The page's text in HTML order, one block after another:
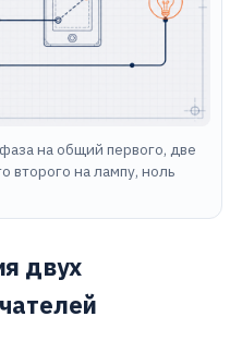
на общий первого, две
второго на лампу, ноль
двух